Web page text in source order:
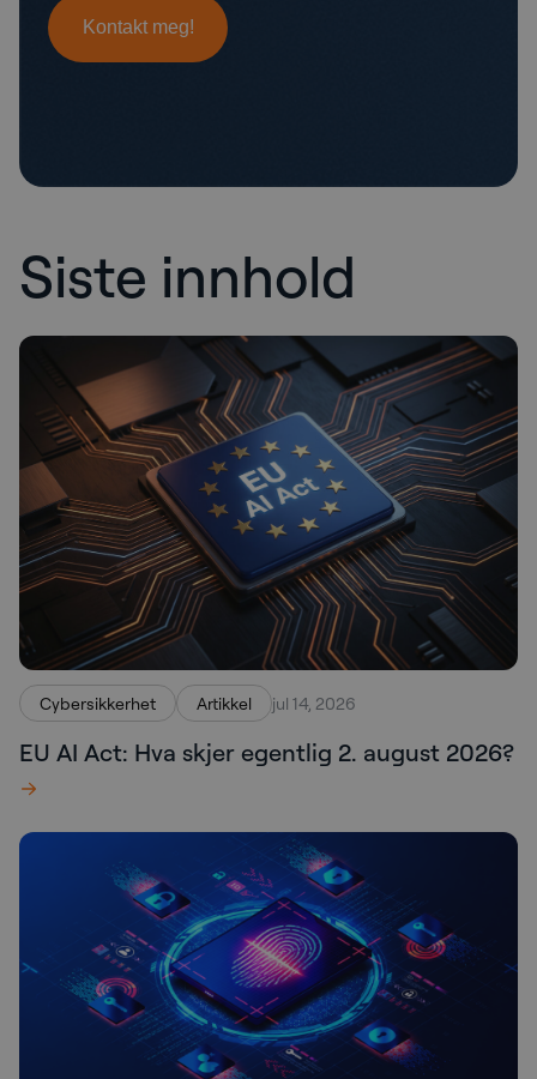
Siste innhold
Cybersikkerhet Artikkel jul 14, 2026
EU AI Act: Hva skjer egentlig 2. august 2026?